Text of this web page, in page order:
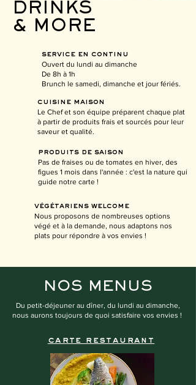
DRINKS
& MORE
service en continu
Ouvert du lundi au dimanche
De 8h à 1h
Brunch le samedi, dimanche et jour fériés.
cuisine maison
Le Chef et son équipe préparent chaque plat
à partir de produits frais et sourcés pour leur
saveur et qualité.
produits de saison
Pas de fraises ou de tomates en hiver, des
figues 1 mois dans l'année : c'est la nature qui
guide notre carte !
végétariens welcome
Nous proposons de nombreuses options
végé et à la demande, nous adaptons nos
plats pour répondre à vos envies !
NOS MENUS
Du petit-déjeuner au dîner, du lundi au dimanche,
nous aurons toujours de quoi satisfaire vos envies !
carte restaurant